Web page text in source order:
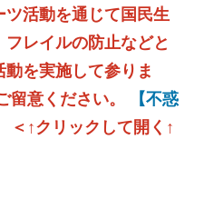
活動を通じて国民生
レイルの防止などと
を実施して参りま
留意ください。
【不惑
＜↑クリックして開く↑